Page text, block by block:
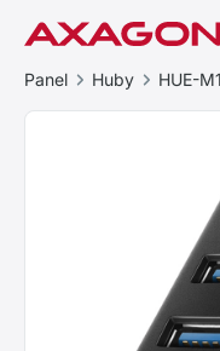
Panel Huby HUE-